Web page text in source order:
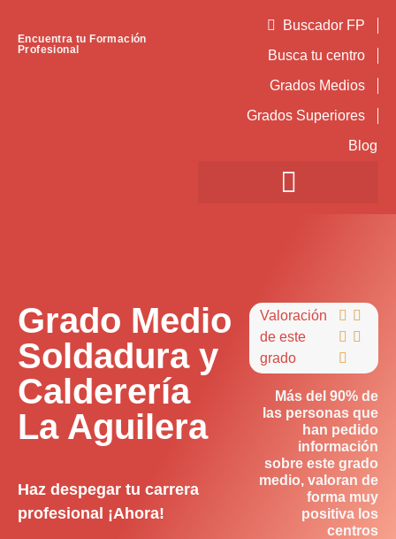
Encuentra tu Formación
Profesional
Buscador FP
Busca tu centro
Grados Medios
Grados Superiores
Blog
Grado Medio
Soldadura y
Calderería
La Aguilera
Haz despegar tu carrera
profesional ¡Ahora!
Valoración
de este
grado
 
 

Más del 90% de
las personas que
han pedido
información
sobre este grado
medio, valoran de
forma muy
positiva los
centros